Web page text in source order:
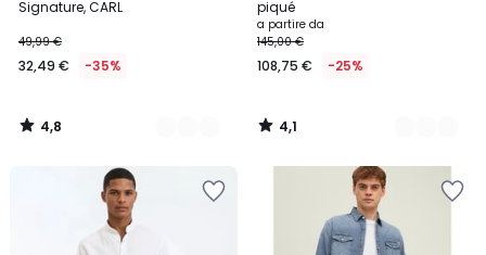
Signature, CARL
€
Invece
49,99
€
49,99 €
32,49 € -35%
4,8
/
piqué
a partire da
145,00 €
108,75 € -25%
4,1
/